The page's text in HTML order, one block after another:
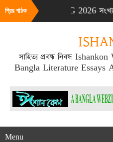
প্রিয় পাঠক
# এটা JULY-AUG 2026 সংখ্যা
সাহিত্য প্রবন্ধ নিবন্ধ
Bangla Literature Essays
Menu